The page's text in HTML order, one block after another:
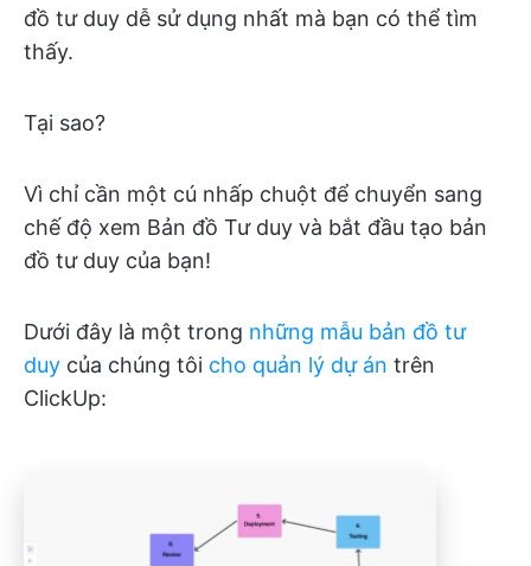
đồ tư duy dễ sử dụng nhất mà bạn có thể tìm
thấy.
Tại sao?
Vì chỉ cần một cú nhấp chuột để chuyển sang
chế độ xem Bản đồ Tư duy và bắt đầu tạo bản
đồ tư duy của bạn!
Dưới đây là một trong những mẫu bản đồ tư
duy của chúng tôi cho quản lý dự án trên
ClickUp: